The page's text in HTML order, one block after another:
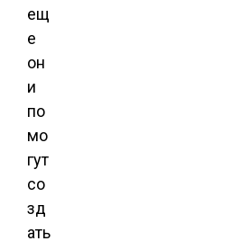
ещ
е
он
и
по
мо
гут
со
зд
ать